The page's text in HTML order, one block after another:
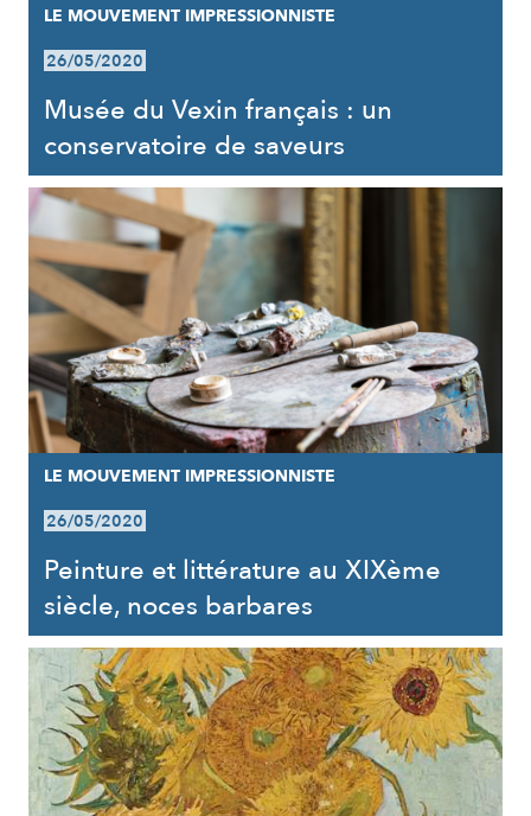
LE MOUVEMENT IMPRESSIONNISTE
26/05/2020
Musée du Vexin français : un
conservatoire de saveurs
LE MOUVEMENT IMPRESSIONNISTE
26/05/2020
Peinture et littérature au XIXème
siècle, noces barbares